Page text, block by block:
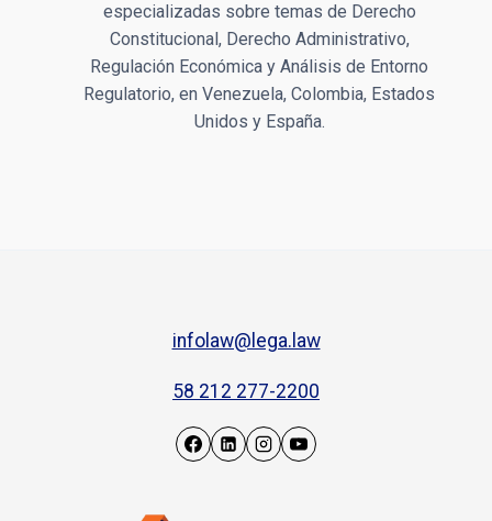
especializadas sobre temas de Derecho
Constitucional, Derecho Administrativo,
Regulación Económica y Análisis de Entorno
Regulatorio, en Venezuela, Colombia, Estados
Unidos y España.
infolaw@lega.law
58 212 277-2200